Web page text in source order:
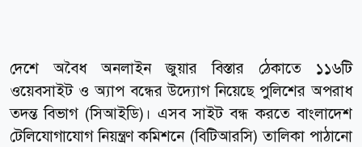
দেশে অবৈধ অনলাইন জুয়ার বিস্তার ঠেকাতে ১১৬টি
ওয়েবসাইট ও অ্যাপ বন্ধের উদ্যোগ নিয়েছে পুলিশের অপরাধ
তদন্ত বিভাগ (সিআইডি)। এসব সাইট বন্ধ করতে বাংলাদেশ
টেলিযোগাযোগ নিয়ন্ত্রণ কমিশনে (বিটিআরসি) তালিকা পাঠানো